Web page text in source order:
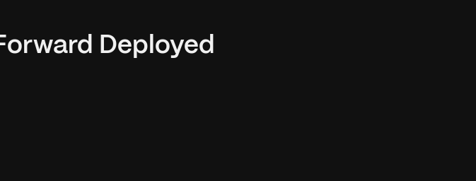
Deployed